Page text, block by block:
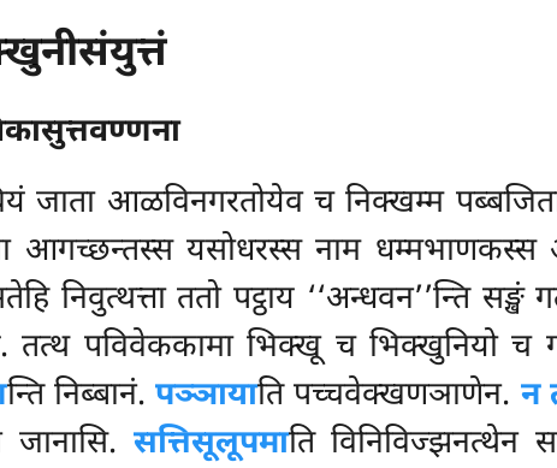
जाता आळविनगरतोयेव च निक्खम्म
आगच्छन्तस्स यसोधरस्स नाम धम्मभाणकस्स
निवुत्थत्ता ततो पट्ठाय ‘‘अन्धवन’’न्ति
तत्थ पविवेककामा भिक्खू च भिक्खुनियो च
न्ति निब्बानं.पञ्ञायाति पच्चवेक्खणञाणेन. न
जानासि. सत्तिसूलूपमाति विनिविज्झनत्थेन